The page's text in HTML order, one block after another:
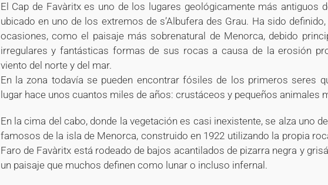
El Cap de Favàritx es uno de los lugares geológicamente más antiguos
ubicado en uno de los extremos de s’Albufera des Grau. Ha sido
ocasiones, como el paisaje más sobrenatural de Menorca, debido
irregulares y fantásticas formas de sus rocas a causa de la erosión
viento del norte y del mar.
En la zona todavía se pueden encontrar fósiles de los primeros seres
lugar hace unos cuantos miles de años: crustáceos y pequeños animales
En la cima del cabo, donde la vegetación es casi inexistente, se alza uno
famosos de la isla de Menorca, construido en 1922 utilizando la propia
Faro de Favàritx está rodeado de bajos acantilados de pizarra negra y
un paisaje que muchos definen como lunar o incluso infernal.